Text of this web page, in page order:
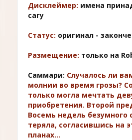
Дисклеймер: имена
сагу
Статус: оригинал -
Размещение: только на
Саммари: Случалось ли
молнии во время грозы?
только могла мечтать
приобретения. Второй
Восемь недель
теряла, согласившись на
планах…